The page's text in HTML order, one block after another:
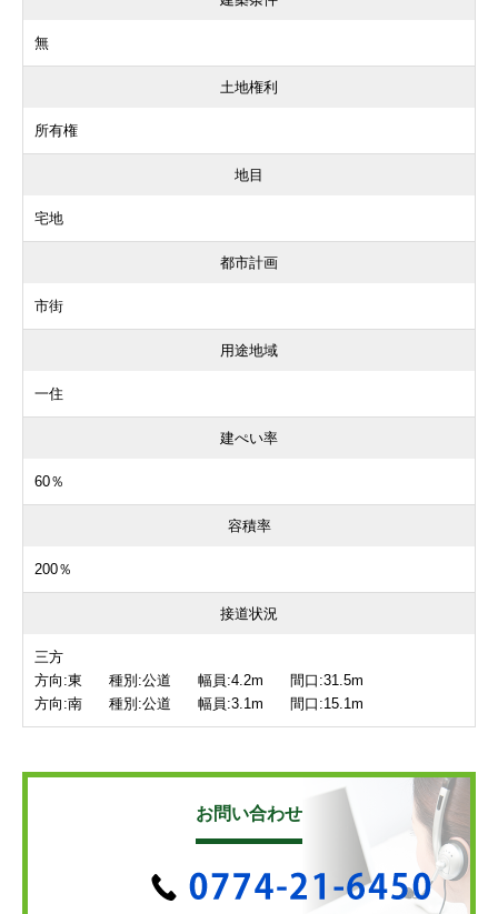
無
土地権利
所有権
地目
宅地
都市計画
市街
用途地域
一住
建ぺい率
60％
容積率
200％
接道状況
三方
方向:東 種別:公道 幅員:4.2m 間口:31.5m
方向:南 種別:公道 幅員:3.1m 間口:15.1m
お問い合わせ